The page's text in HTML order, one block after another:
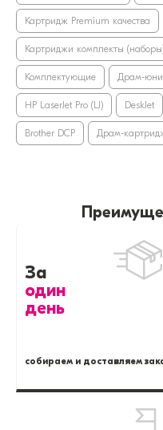
Картридж Premium качества
Картриджи комплекты
Комплектующие Драм-
HP LaserJet Pro (LJ) DeskJet
Brother DCP Драм-
За
один
день
собираем и доставляем